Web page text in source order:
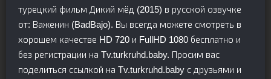
турецкий фильм Дикий мёд (2015) в русской озвучке
от: Важенин (BadBajo). Вы всегда можете смотреть в
хорошем качестве HD 720 и FullHD 1080 бесплатно и
без регистрации на Tv.turkruhd.baby. Просим вас
поделиться ссылкой на Tv.turkruhd.baby с друзьями и